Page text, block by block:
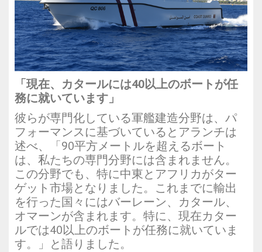
「現在、カタールには40以上のボートが任
務に就いています」
彼らが専門化している軍艦建造分野は、パ
フォーマンスに基づいているとアランチは
述べ、「90平方メートルを超えるボート
は、私たちの専門分野には含まれません。
この分野でも、特に中東とアフリカがター
ゲット市場となりました。これまでに輸出
を行った国々にはバーレーン、カタール、
オマーンが含まれます。特に、現在カター
ルでは40以上のボートが任務に就いていま
す。」と語りました。